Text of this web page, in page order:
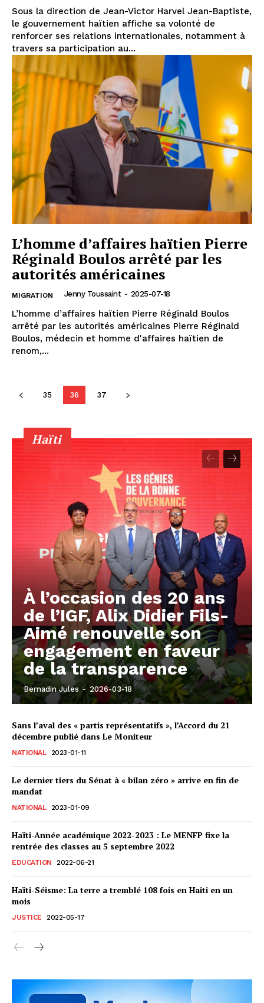
Sous la direction de Jean-Victor Harvel Jean-Baptiste,
le gouvernement haïtien affiche sa volonté de
renforcer ses relations internationales, notamment à
travers sa participation au...
L’homme d’affaires haïtien Pierre
Réginald Boulos arrêté par les
autorités américaines
MIGRATION Jenny Toussaint - 2025-07-18
L’homme d’affaires haïtien Pierre Réginald Boulos
arrêté par les autorités américaines Pierre Réginald
Boulos, médecin et homme d'affaires haïtien de
renom,...
35 36 37
Haïti
À l’occasion des 20 ans
de l’IGF, Alix Didier Fils-
Aimé renouvelle son
engagement en faveur
de la transparence
Bernadin Jules - 2026-03-18
Sans l’aval des « partis représentatifs », l’Accord du 21
décembre publié dans Le Moniteur
NATIONAL 2023-01-11
Le dernier tiers du Sénat à « bilan zéro » arrive en fin de
mandat
NATIONAL 2023-01-09
Haïti-Année académique 2022-2023 : Le MENFP fixe la
rentrée des classes au 5 septembre 2022
EDUCATION 2022-06-21
Haïti-Séisme: La terre a tremblé 108 fois en Haiti en un
mois
JUSTICE 2022-05-17